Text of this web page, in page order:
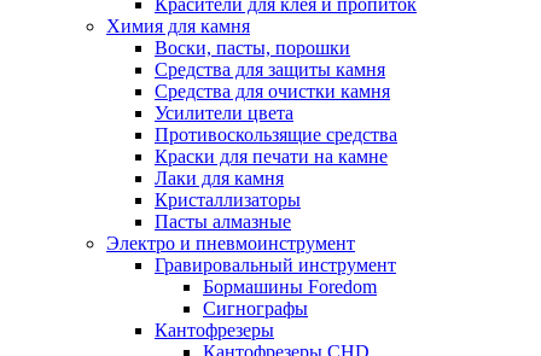
Красители для клея и пропиток
Химия для камня
Воски, пасты, порошки
Средства для защиты камня
Средства для очистки камня
Усилители цвета
Противоскользящие средства
Краски для печати на камне
Лаки для камня
Кристаллизаторы
Пасты алмазные
Электро и пневмоинструмент
Гравировальный инструмент
Бормашины Foredom
Сигнографы
Кантофрезеры
Кантофрезеры CHD